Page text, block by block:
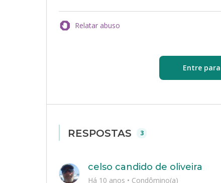
Relatar abuso
Entre
RESPOSTAS 3
celso candido de oliveira
Há 10 anos • Condômino(a)